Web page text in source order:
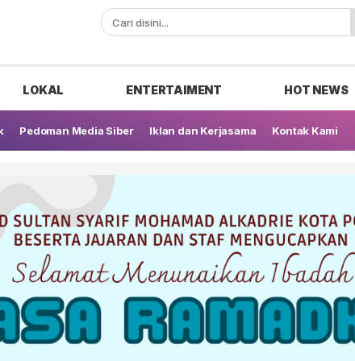
LOKAL ENTERTAIMENT HOT NEWS
Pedoman Media Siber Iklan dan Kerjasama Kontak Kami